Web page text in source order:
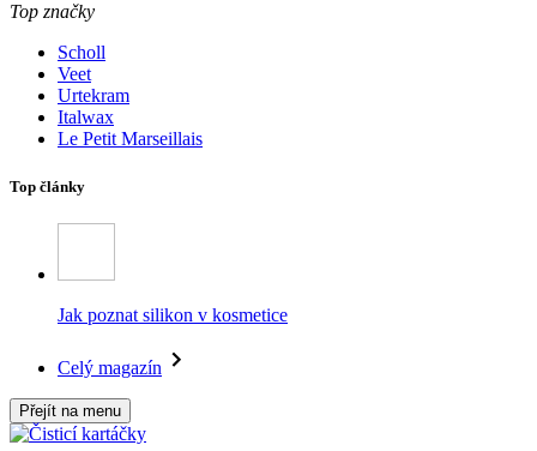
Top značky
Scholl
Veet
Urtekram
Italwax
Le Petit Marseillais
Top články
Jak poznat silikon v kosmetice
Celý magazín
Přejít na menu